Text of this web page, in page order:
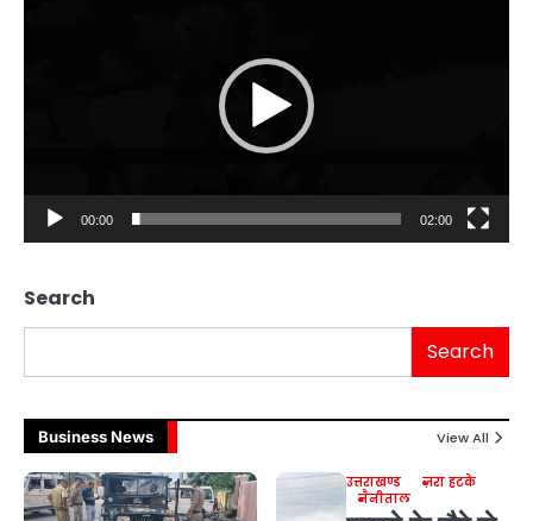
00:00 02:00
Search
Search
Business News View All
उत्तराखण्ड
ज़रा हटके
नैनीताल